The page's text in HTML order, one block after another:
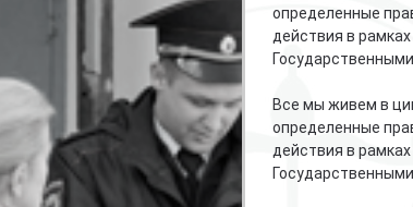
определенные
действия в
Все мы живем в
определенные
действия в